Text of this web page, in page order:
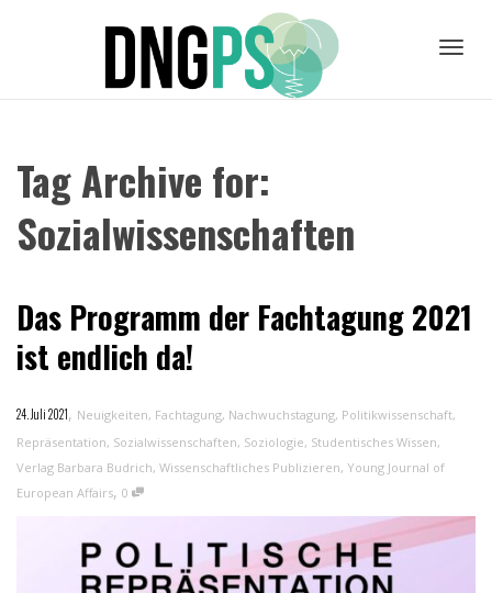
Tag Archive for:
Sozialwissenschaften
Das Programm der Fachtagung 2021
ist endlich da!
24. Juli 2021, Neuigkeiten, Fachtagung, Nachwuchstagung, Politikwissenschaft,
Repräsentation, Sozialwissenschaften, Soziologie, Studentisches Wissen,
Verlag Barbara Budrich, Wissenschaftliches Publizieren, Young Journal of
European Affairs, 0